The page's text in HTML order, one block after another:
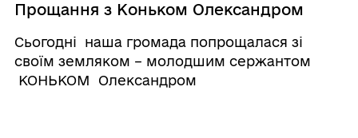
Прощання з Коньком Олександром
Сьогодні наша громада попрощалася зі
своїм земляком – молодшим сержантом
КОНЬКОМ Олександром